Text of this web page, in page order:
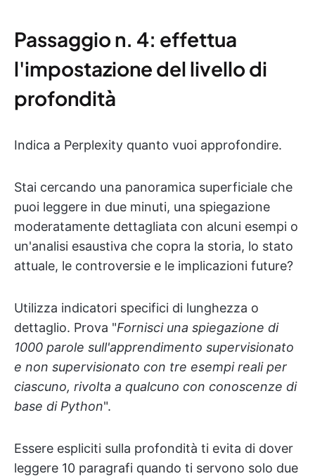
Passaggio n. 4: effettua
l'impostazione del livello di
profondità
Indica a Perplexity quanto vuoi approfondire.
Stai cercando una panoramica superficiale che
puoi leggere in due minuti, una spiegazione
moderatamente dettagliata con alcuni esempi o
un'analisi esaustiva che copra la storia, lo stato
attuale, le controversie e le implicazioni future?
Utilizza indicatori specifici di lunghezza o
dettaglio. Prova "Fornisci una spiegazione di
1000 parole sull'apprendimento supervisionato
e non supervisionato con tre esempi reali per
ciascuno, rivolta a qualcuno con conoscenze di
base di Python".
Essere espliciti sulla profondità ti evita di dover
leggere 10 paragrafi quando ti servono solo due